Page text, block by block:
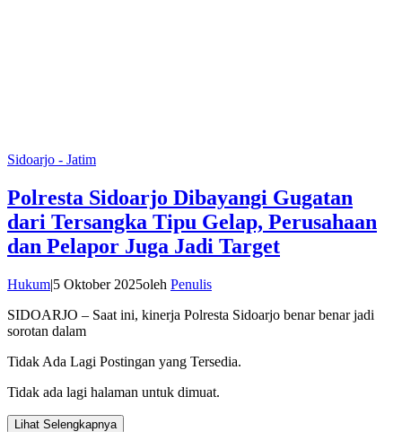
Sidoarjo - Jatim
Polresta Sidoarjo Dibayangi Gugatan
dari Tersangka Tipu Gelap, Perusahaan
dan Pelapor Juga Jadi Target
Hukum|5 Oktober 2025oleh Penulis
SIDOARJO – Saat ini, kinerja Polresta Sidoarjo benar benar jadi
sorotan dalam
Tidak Ada Lagi Postingan yang Tersedia.
Tidak ada lagi halaman untuk dimuat.
Lihat Selengkapnya